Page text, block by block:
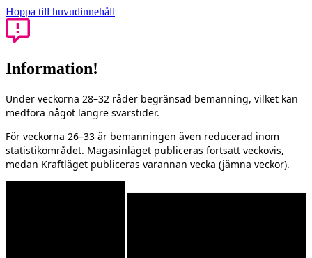
Hoppa till huvudinnehåll
Information!
Under veckorna 28–32 råder begränsad bemanning, vilket kan
medföra något längre svarstider.
För veckorna 26–33 är bemanningen även reducerad inom
statistikområdet. Magasinläget publiceras fortsatt veckovis,
medan Kraftläget publiceras varannan vecka (jämna veckor).